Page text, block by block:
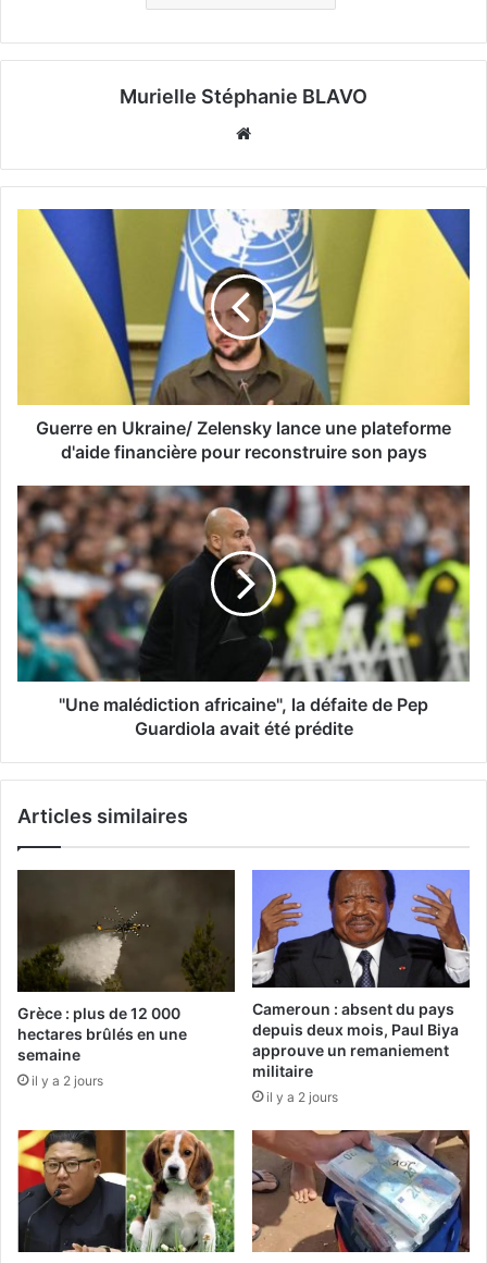
Murielle Stéphanie BLAVO
Guerre en Ukraine/ Zelensky lance une plateforme
d'aide financière pour reconstruire son pays
"Une malédiction africaine", la défaite de Pep
Guardiola avait été prédite
Articles similaires
Grèce : plus de 12 000
hectares brûlés en une
semaine
il y a 2 jours
Cameroun : absent du pays
depuis deux mois, Paul Biya
approuve un remaniement
militaire
il y a 2 jours